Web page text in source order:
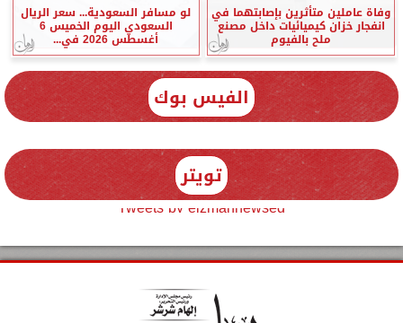
وفاة عاملين متأثرين بإصابتهما في
انفجار خزان كيميائيات داخل مصنع
ملح بالفيوم
لو مسافر السعودية... سعر الريال
السعودي اليوم الخميس 6
أغسطس 2026 في...
الفيس بوك
تويتر
Tweets by elzmannewseg